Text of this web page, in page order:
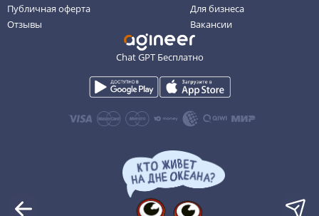
Публичная оферта
Отзывы
Для бизнеса
Вакансии
Chat GPT Бесплатно